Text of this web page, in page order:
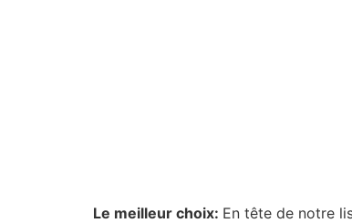
Le meilleur choix: En tête de notre